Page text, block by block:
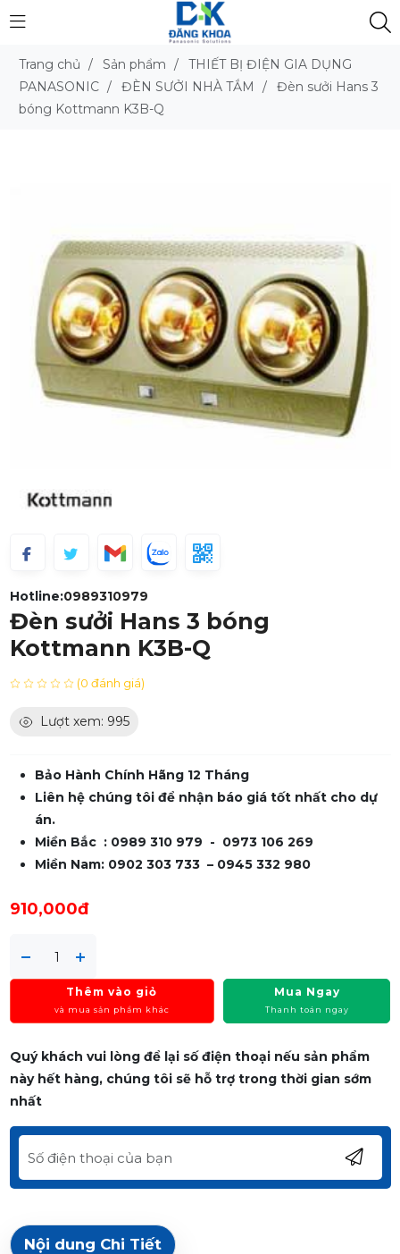
Trang chủ / Sản phẩm /
THIẾT BỊ ĐIỆN GIA DỤNG
PANASONIC / ĐÈN SƯỞI NHÀ TẮM /
Đèn sưởi Hans 3
bóng Kottmann K3B-Q
Hotline:0989310979
Đèn sưởi Hans 3 bóng
Kottmann K3B-Q
(0 đánh giá)
Lượt xem: 995
Bảo Hành Chính Hãng 12 Tháng
Liên hệ chúng tôi để nhận báo giá tốt nhất cho dự
án.
Miền Bắc : 0989 310 979 - 0973 106 269
Miền Nam: 0902 303 733 – 0945 332 980
910,000đ
Thêm vào giỏ
và mua sản phẩm khác
Mua Ngay
Thanh toán ngay
Quý khách vui lòng để lại số điện thoại nếu sản phẩm
này hết hàng, chúng tôi sẽ hỗ trợ trong thời gian sớm
nhất
Nội dung Chi Tiết